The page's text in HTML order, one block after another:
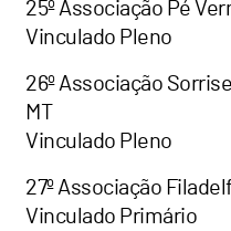
25º Associação Pé
Vinculado Pleno
26º Associação
MT
Vinculado Pleno
27º Associação
Vinculado Primário